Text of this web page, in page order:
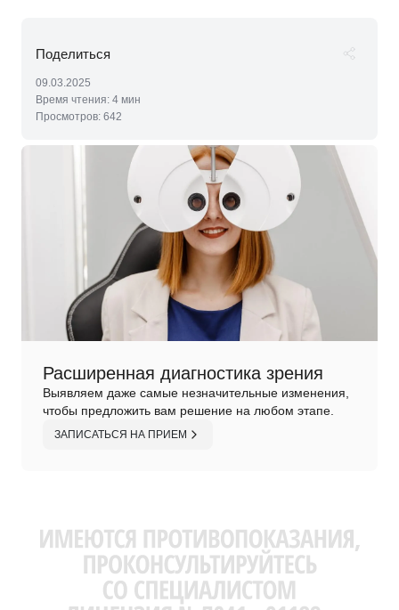
09.03.2025
Время чтения: 4 мин
Просмотров: 642
Расширенная диагностика зрения
Выявляем даже самые незначительные изменения,
чтобы предложить вам решение на любом этапе.
ЗАПИСАТЬСЯ НА ПРИЕМ